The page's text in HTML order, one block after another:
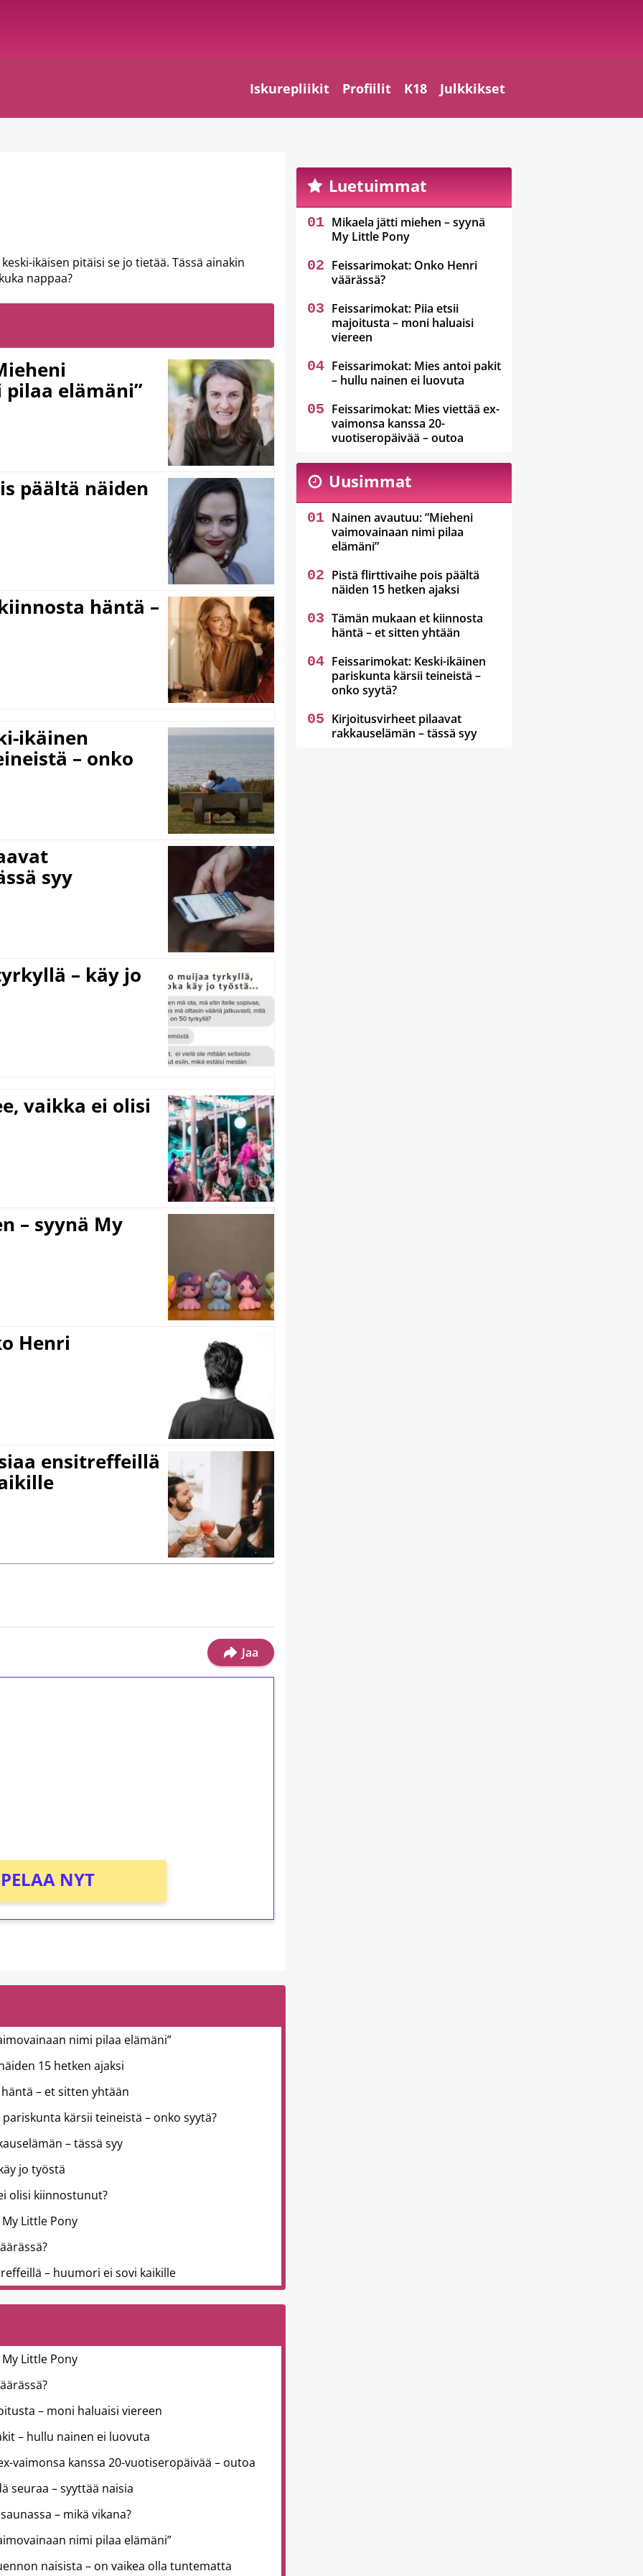
Iskurepliikit Profiilit K18 Julkkikset
ikäisen pitäisi se jo tietää. Tässä ainakin
nappaa?
elämäni”
päältä näiden
häntä –
ikäinen
– onko
syy
– käy jo
vaikka ei olisi
– syynä My
Henri
ensitreffeillä
Jaa
PELAA NYT
nimi pilaa elämäni”
15 hetken ajaksi
– et sitten yhtään
kärsii teineistä – onko syytä?
– tässä syy
jo työstä
olisi kiinnostunut?
Little Pony
– huumori ei sovi kaikille
Little Pony
– moni haluaisi viereen
– hullu nainen ei luovuta
vaimonsa kanssa 20-vuotiseropäivää – outoa
seuraa – syyttää naisia
– mikä vikana?
nimi pilaa elämäni”
naisista – on vaikea olla tuntematta
Luetuimmat
Mikaela jätti miehen – syynä
My Little Pony
Feissarimokat: Onko Henri
väärässä?
Feissarimokat: Piia etsii
majoitusta – moni haluaisi
viereen
Feissarimokat: Mies antoi pakit
– hullu nainen ei luovuta
Feissarimokat: Mies viettää ex-
vaimonsa kanssa 20-
vuotiseropäivää – outoa
Uusimmat
Nainen avautuu: ”Mieheni
vaimovainaan nimi pilaa
elämäni”
Pistä flirttivaihe pois päältä
näiden 15 hetken ajaksi
Tämän mukaan et kiinnosta
häntä – et sitten yhtään
Feissarimokat: Keski-ikäinen
pariskunta kärsii teineistä –
onko syytä?
Kirjoitusvirheet pilaavat
rakkauselämän – tässä syy